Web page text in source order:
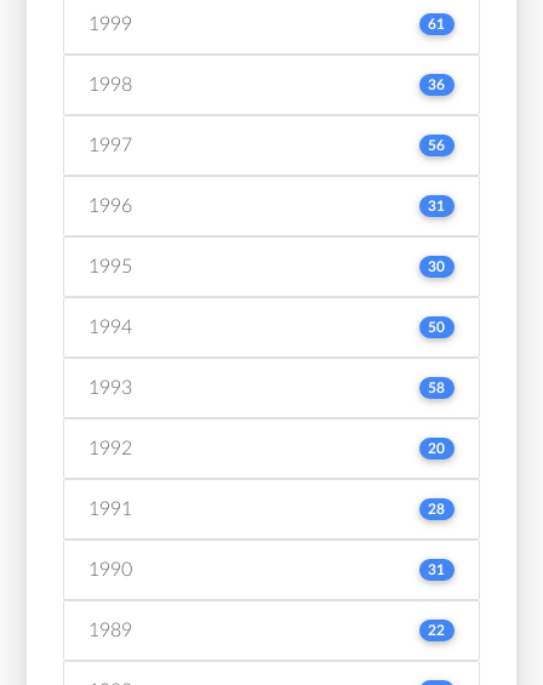
1999 61
1998 36
1997 56
1996 31
1995 30
1994 50
1993 58
1992 20
1991 28
1990 31
1989 22